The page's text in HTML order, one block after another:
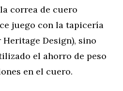
correa de cuero
juego con la tapicería
Design), sino
el ahorro de peso
en el cuero.